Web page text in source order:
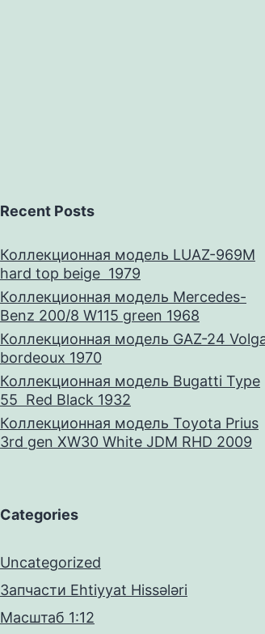
Recent Posts
Коллекционная модель LUAZ-969M
hard top beige 1979
Коллекционная модель Mercedes-
Benz 200/8 W115 green 1968
Коллекционная модель GAZ-24
bordeoux 1970
Коллекционная модель Bugatti Type
55 Red Black 1932
Коллекционная модель Toyota Prius
3rd gen XW30 White JDM RHD 2009
Categories
Uncategorized
Запчасти Ehtiyyat Hissələri
Масштаб 1:12